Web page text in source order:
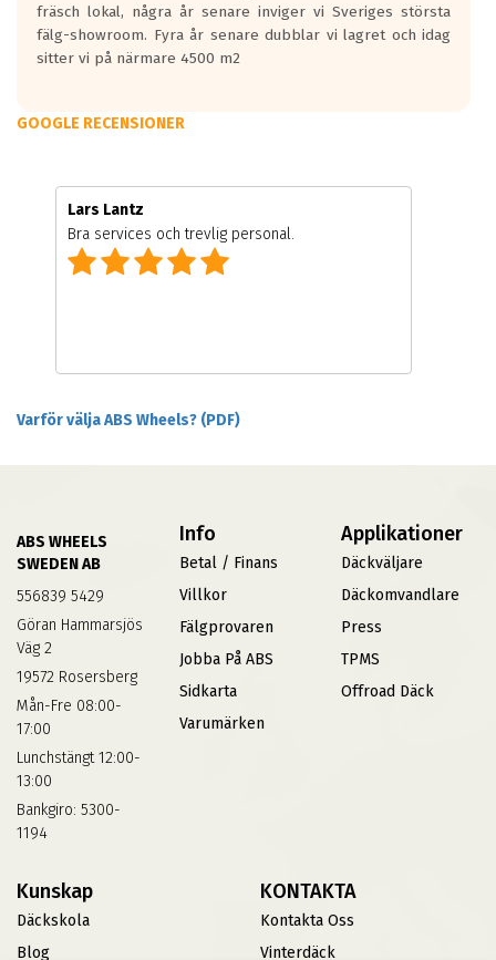
fräsch lokal, några år senare inviger vi Sveriges största
fälg-showroom. Fyra år senare dubblar vi lagret och idag
sitter vi på närmare 4500 m2
GOOGLE RECENSIONER
Lars Lantz
Bra services och trevlig personal.
Varför välja ABS Wheels? (PDF)
ABS WHEELS
SWEDEN AB
556839 5429
Göran Hammarsjös
Väg 2
19572 Rosersberg
Mån-Fre 08:00-
17:00
Lunchstängt 12:00-
13:00
Bankgiro: 5300-
1194
Info
Betal / Finans
Villkor
Fälgprovaren
Jobba På ABS
Sidkarta
Varumärken
Applikationer
Däckväljare
Däckomvandlare
Press
TPMS
Offroad Däck
Kunskap
Däckskola
Blog
KONTAKTA
Kontakta Oss
Vinterdäck